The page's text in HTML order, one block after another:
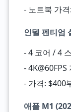
- 노트북 가
인텔 펜티엄
- 4 코어 / 4
- 4K@60FPS
- 가격: $400
애플 M1